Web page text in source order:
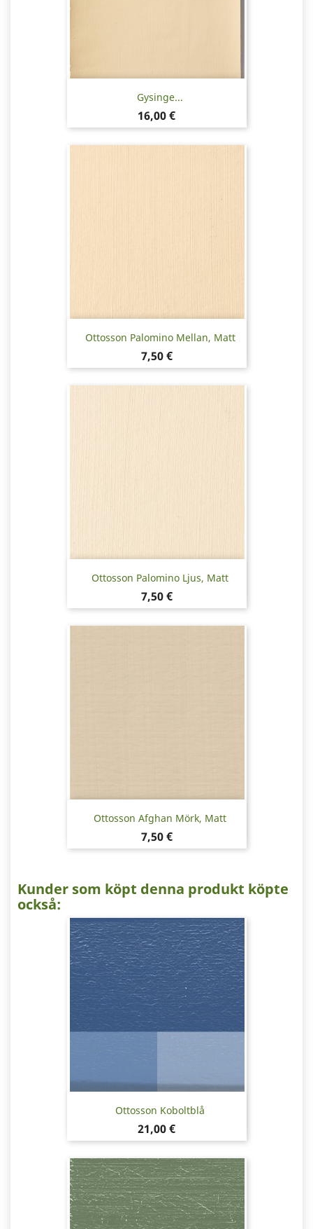
Gysinge...
Pris
16,00 €
Ottosson Palomino Mellan, Matt
Pris
7,50 €
Ottosson Palomino Ljus, Matt
Pris
7,50 €
Ottosson Afghan Mörk, Matt
Pris
7,50 €
Kunder som köpt denna produkt köpte
också:
Ottosson Koboltblå
Pris
21,00 €